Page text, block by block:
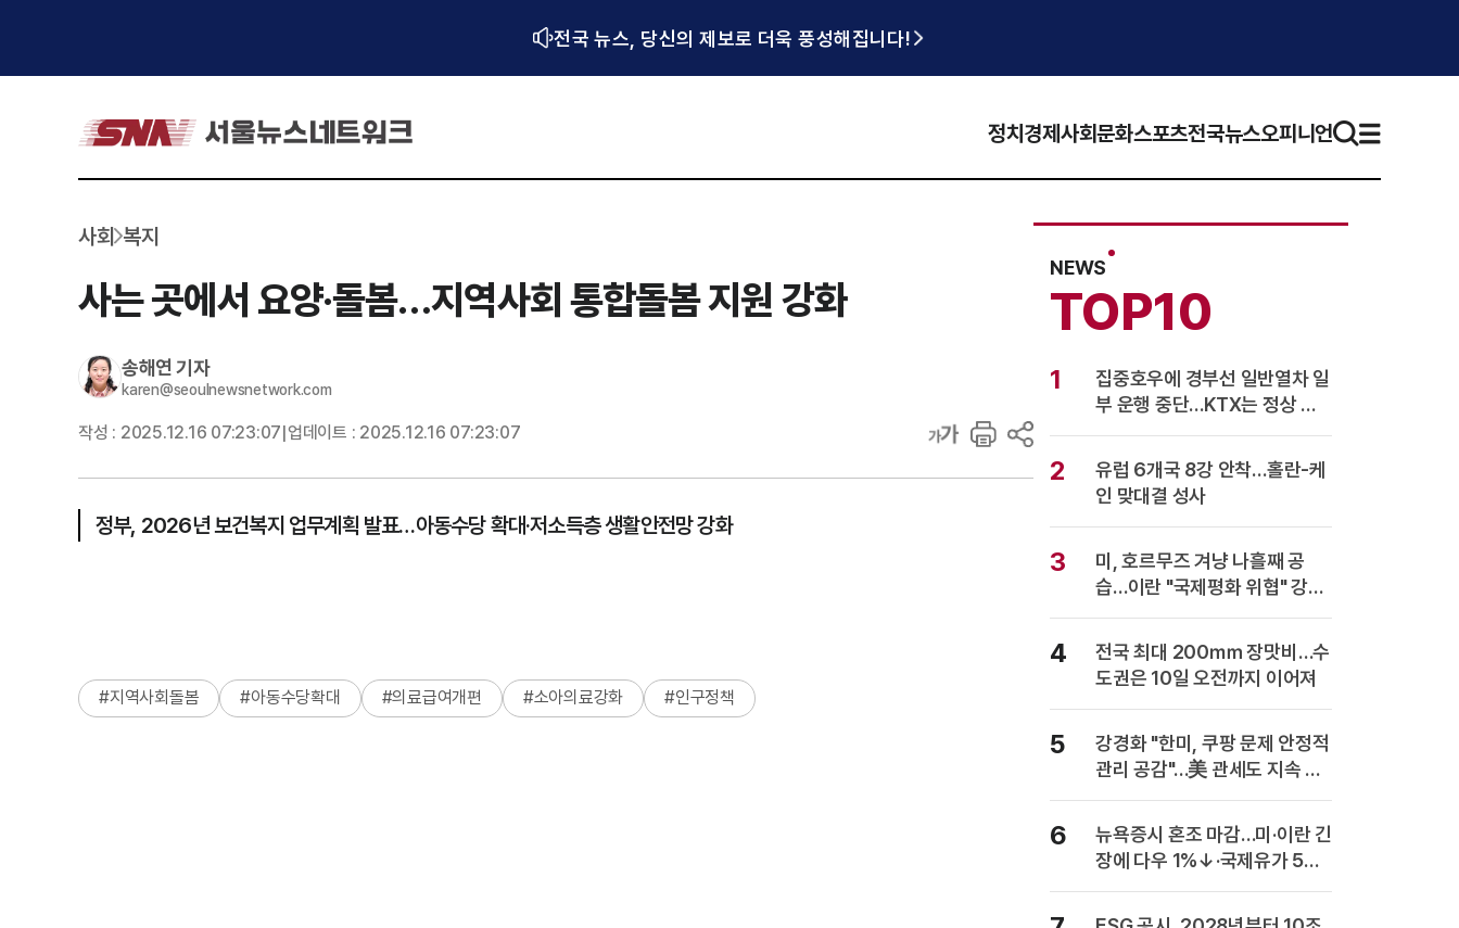
전국 뉴스, 당신의 제보로 더욱 풍성해집니다!
정치 경제사회문화스포츠전국뉴스오피니언
사회 복지
사는 곳에서 요양·돌봄…지역사회 통합돌봄 지원 강화
송해연 기자
karen@seoulnewsnetwork.com
작성 : 2025.12.16 07:23:07 업데이트 : 2025.12.16 07:23:07
정부, 2026년 보건복지 업무계획 발표…아동수당 확대·저소득층 생활안전망 강화
#지역사회돌봄 #아동수당확대 #의료급여개편 #소아의료강화 #인구정책
NEWS
TOP10
1
집중호우에 경부선 일반열차 일
부 운행 중단…KTX는 정상 운
행
2
유럽 6개국 8강 안착…홀란-케
인 맞대결 성사
3
미, 호르무즈 겨냥 나흘째 공
습…이란 "국제평화 위협" 강력
반발
4
전국 최대 200㎜ 장맛비…수
도권은 10일 오전까지 이어져
5
강경화 "한미, 쿠팡 문제 안정적
관리 공감"…美 관세도 지속 협
의
6
뉴욕증시 혼조 마감…미·이란 긴
장에 다우 1%↓·국제유가 5%
급등